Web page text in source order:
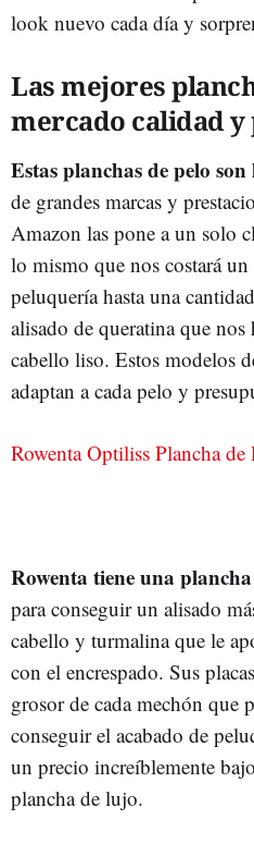
look nuevo cada día y
Las mejores
mercado calidad y
Estas planchas de pelo son
de grandes marcas y
Amazon las pone a un solo
lo mismo que nos costará
peluquería hasta una
alisado de queratina que
cabello liso. Estos modelos
adaptan a cada pelo y
Rowenta Optiliss Plancha de
Rowenta tiene una
para conseguir un alisado
cabello y turmalina que le
con el encrespado. Sus
grosor de cada mechón que
conseguir el acabado de
un precio increíblemente
plancha de lujo.